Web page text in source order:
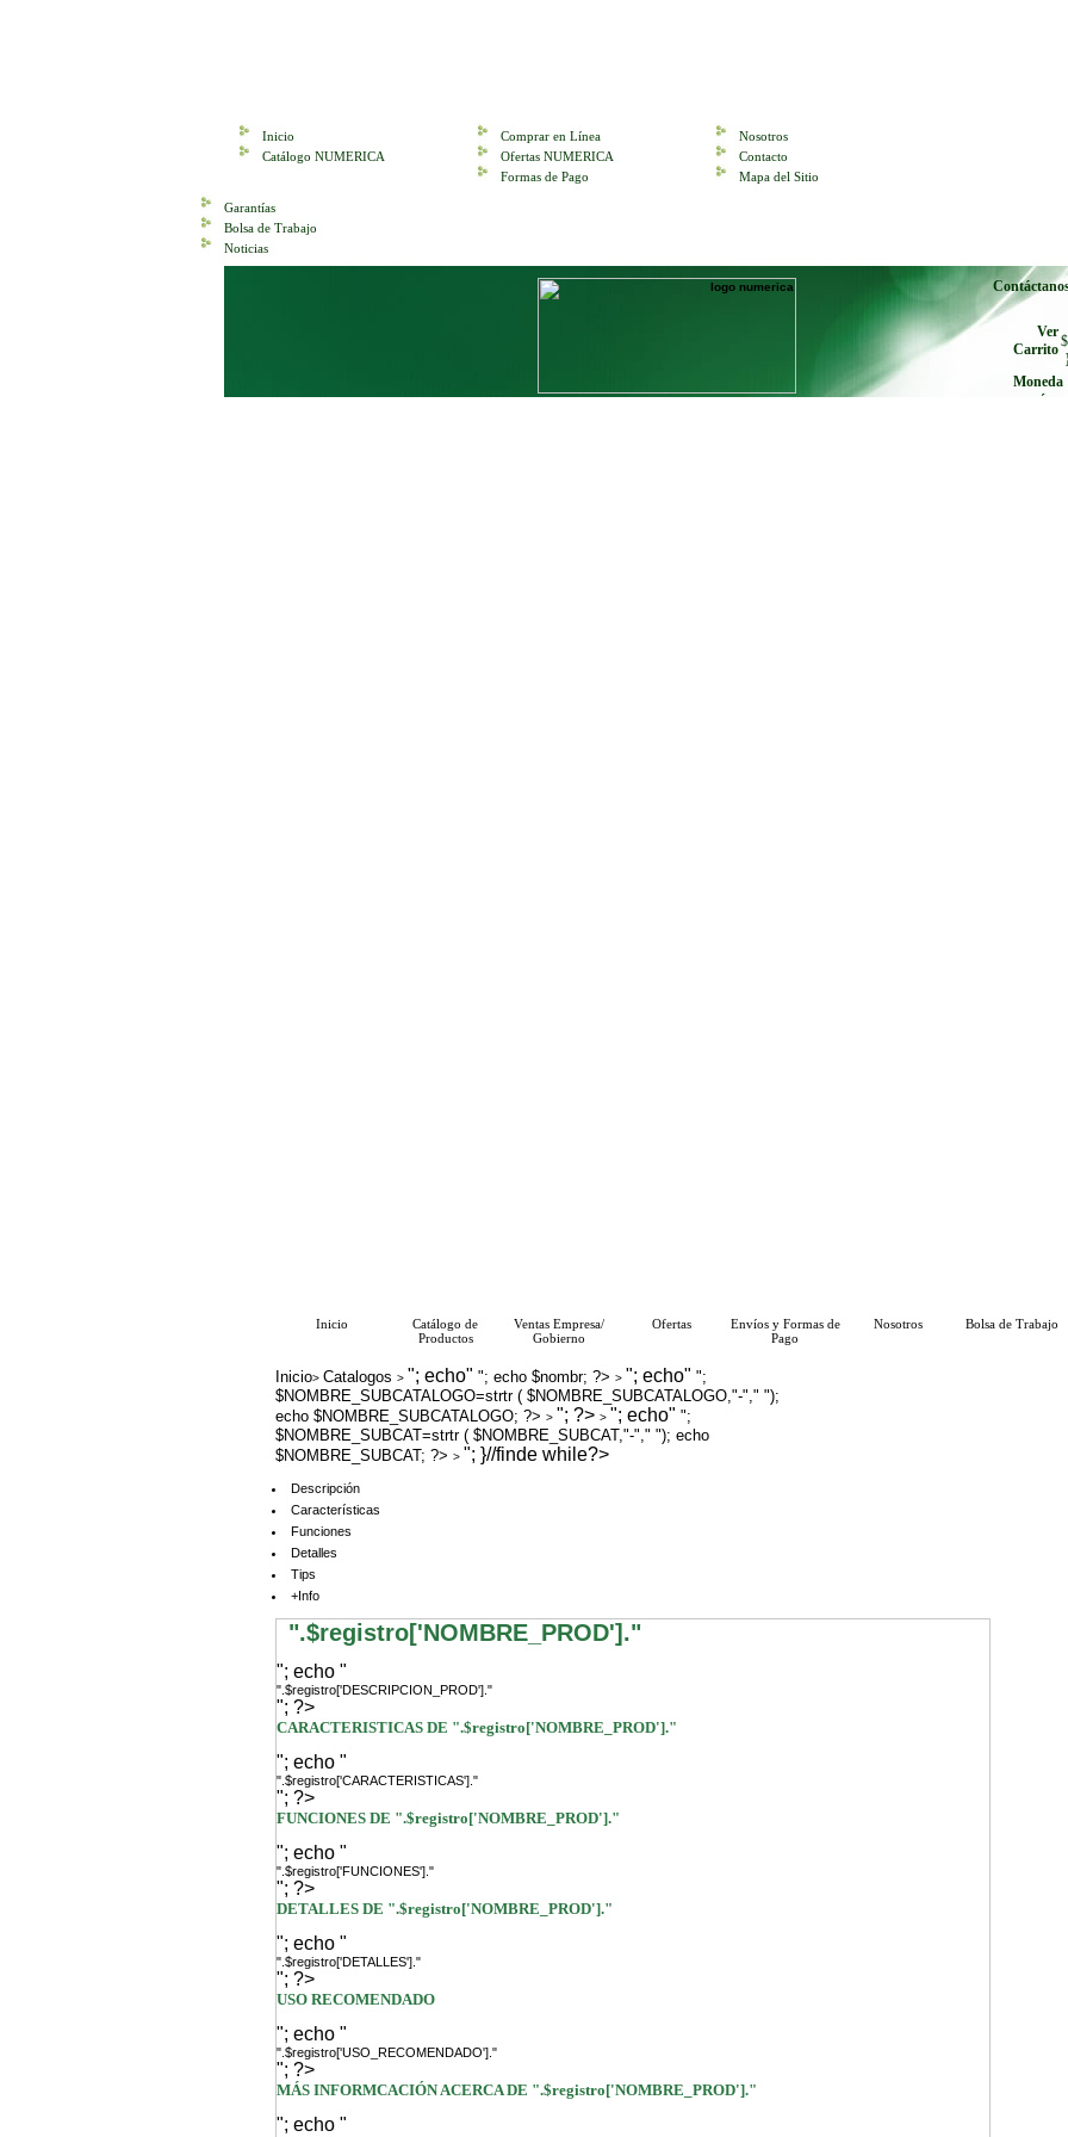
Inicio
Catálogo NUMERICA
Comprar en Línea
Ofertas NUMERICA
Formas de Pago
Nosotros
Contacto
Mapa del Sitio
Garantías
Bolsa de Trabajo
Noticias
Ver
Carrito
Moneda
envíe
Inicio
Catálogo de
Productos
Ventas Empresa/
Gobierno
Ofertas
Envíos y Formas de
Pago
Nosotros Bolsa de Trabajo
Inicio>Catalogos > "; echo" "; echo $nombr; ?>> "; echo" ";
$NOMBRE_SUBCATALOGO=strtr ( $NOMBRE_SUBCATALOGO,"-"," ");
echo $NOMBRE_SUBCATALOGO; ?>> "; ?>> "; echo" ";
$NOMBRE_SUBCAT=strtr ( $NOMBRE_SUBCAT,"-"," "); echo
$NOMBRE_SUBCAT; ?>> "; }//finde while?>
Descripción
Características
Funciones
Detalles
Tips
+Info
".$registro['NOMBRE_PROD']."
"; echo "
".$registro['DESCRIPCION_PROD']."
"; ?>
CARACTERISTICAS DE ".$registro['NOMBRE_PROD']."
"; echo "
".$registro['CARACTERISTICAS']."
"; ?>
FUNCIONES DE ".$registro['NOMBRE_PROD']."
"; echo "
".$registro['FUNCIONES']."
"; ?>
DETALLES DE ".$registro['NOMBRE_PROD']."
"; echo "
".$registro['DETALLES']."
"; ?>
USO RECOMENDADO
"; echo "
".$registro['USO_RECOMENDADO']."
"; ?>
MÁS INFORMCACIÓN ACERCA DE ".$registro['NOMBRE_PROD']."
"; echo "